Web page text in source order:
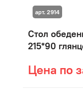
Стол
215*90
Цена по
арт. 2914